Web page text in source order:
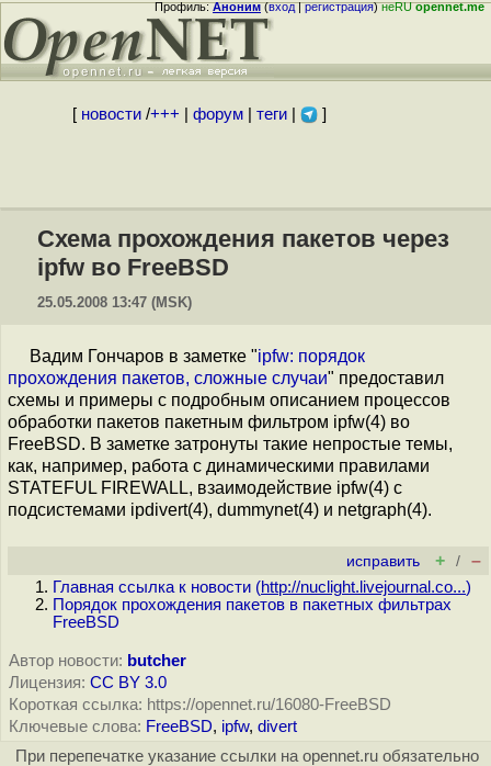
Профиль:Аноним(вход|регистрация)неRUopennet.me
[ новости/+++ форум| теги| ]
Схема прохождения пакетов через
ipfw во FreeBSD
25.05.2008 13:47 (MSK)
Вадим Гончаров в заметке "ipfw: порядок
прохождения пакетов, сложные случаи" предоставил
схемы и примеры с подробным описанием процессов
обработки пакетов пакетным фильтром ipfw(4) во
FreeBSD. В заметке затронуты такие непростые темы,
как, например, работа с динамическими правилами
STATEFUL FIREWALL, взаимодействие ipfw(4) с
подсистемами ipdivert(4), dummynet(4) и netgraph(4).
исправить + / –
Главная ссылка к новости (http://nuclight.livejournal.co...)
Порядок прохождения пакетов в пакетных фильтрах
FreeBSD
Автор новости: butcher
Лицензия: CC BY 3.0
Короткая ссылка: https://opennet.ru/16080-FreeBSD
Ключевые слова: FreeBSD, ipfw, divert
При перепечатке указание ссылки на opennet.ru обязательно